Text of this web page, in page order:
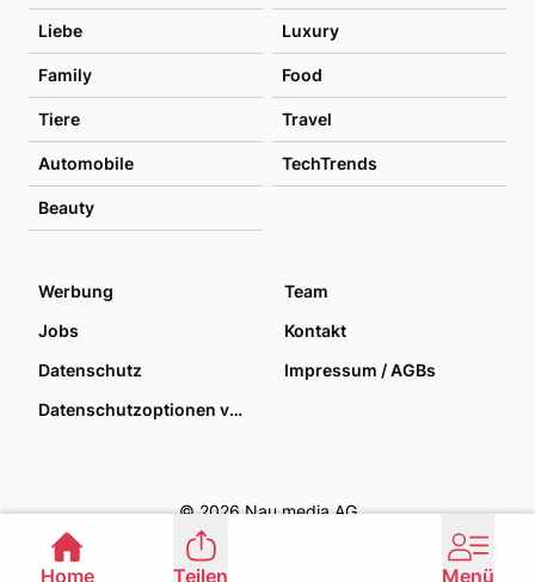
Liebe Luxury
Family Food
Tiere Travel
Automobile TechTrends
Beauty
Werbung
Team
Jobs
Kontakt
Datenschutz
Impressum / AGBs
Datenschutzoptionen verwalten
© 2026 Nau media AG
Home Teilen Menü